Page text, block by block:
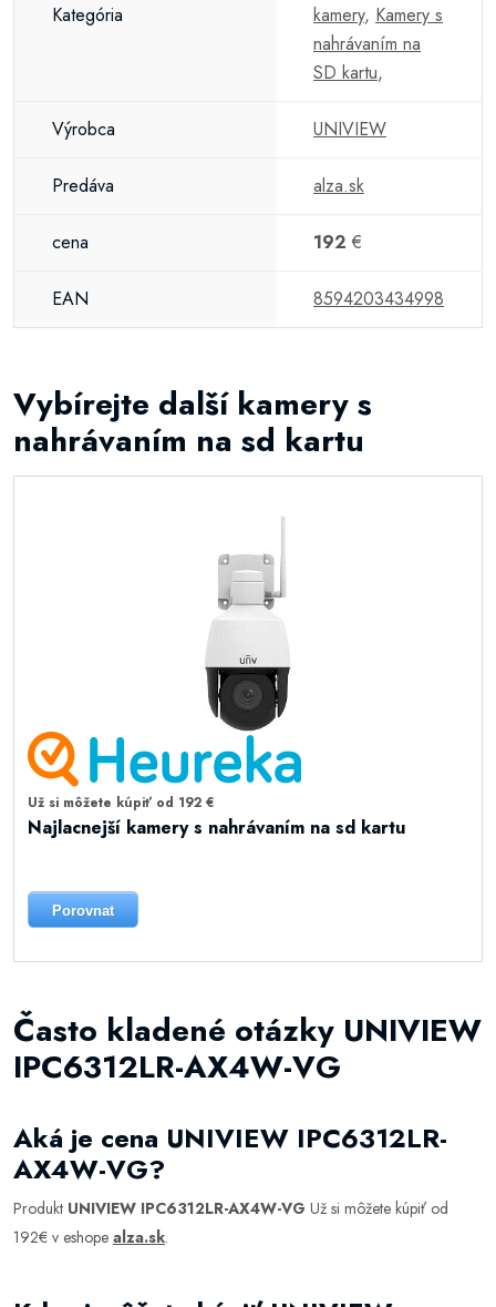
Kategória
kamery, Kamery s
nahrávaním na
SD kartu,
Výrobca UNIVIEW
Predáva alza.sk
cena 192 €
EAN 8594203434998
Vybírejte další kamery s
nahrávaním na sd kartu
Už si môžete kúpiť od 192 €
Najlacnejší kamery s nahrávaním na sd kartu
Porovnat
Často kladené otázky UNIVIEW
IPC6312LR-AX4W-VG
Aká je cena UNIVIEW IPC6312LR-
AX4W-VG?
Produkt UNIVIEW IPC6312LR-AX4W-VG Už si môžete kúpiť od
192€ v eshope alza.sk.